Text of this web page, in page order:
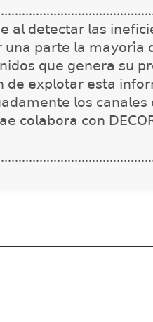
𝖽𝖾𝗍𝖾𝖼𝗍𝖺𝗋 𝗅𝖺𝗌
𝗎𝗇𝖺 𝗉𝖺𝗋𝗍𝖾 𝗅𝖺 𝗆𝖺𝗒𝗈𝗋𝗂́𝖺
𝗊𝗎𝖾 𝗀𝖾𝗇𝖾𝗋𝖺 𝗌𝗎
𝖽𝖾 𝖾𝗑𝗉𝗅𝗈𝗍𝖺𝗋 𝖾𝗌𝗍𝖺
𝗅𝗈𝗌 𝖼𝖺𝗇𝖺𝗅𝖾𝗌
𝖼𝗈𝗅𝖺𝖻𝗈𝗋𝖺 𝖼𝗈𝗇